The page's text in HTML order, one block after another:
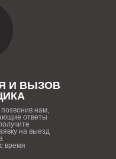
И ВЫЗОВ
нам,
ответы
на выезд
время